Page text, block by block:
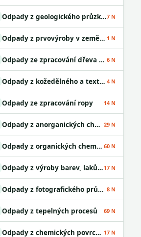
Odpady z geologického průzkumu7 N
Odpady z prvovýroby v zemědělství 1 N
Odpady ze zpracování dřeva a výroby desek 6 N
Odpady z kožedělného a textilního průmyslu 4 N
Odpady ze zpracování ropy 14 N
Odpady z anorganických chemických procesů 29 N
Odpady z organických chemických procesů 60 N
Odpady z výroby barev, laků a lepidel 17 N
Odpady z fotografického průmyslu 8 N
Odpady z tepelných procesů 69 N
Odpady z chemických povrchových úprav 17 N